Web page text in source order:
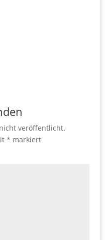
veröffentlicht.
* markiert